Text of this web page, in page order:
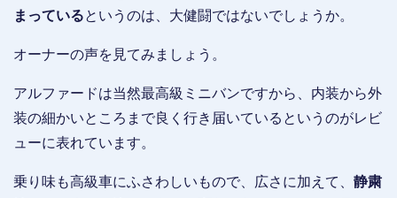
まっているというのは、大健闘ではないでしょうか。
オーナーの声を見てみましょう。
アルファードは当然最高級ミニバンですから、内装から外
装の細かいところまで良く行き届いているというのがレビ
ューに表れています。
乗り味も高級車にふさわしいもので、広さに加えて、 静粛